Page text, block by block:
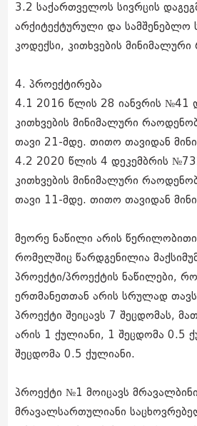
3.2 საქართველოს სივრცის
არქიტექტურული და სამშენებლო
კოდექსი, კითხვების
4. პროექტირება
4.1 2016 წლის 28 იანვრის №41
კითხვების მინიმალური
თავი 21-მდე. თითო თავიდან
4.2 2020 წლის 4 დეკემბრის
კითხვების მინიმალური
თავი 11-მდე. თითო თავიდან
მეორე ნაწილი არის
რომელშიც წარდგენილია
პროექტი/პროექტის ნაწილები,
ერთმანეთთან არის სრულად
პროექტი შეიცავს 7 შეცდომას,
არის 1 ქულიანი, 1 შეცდომა 0.5
შეცდომა 0.5 ქულიანი.
პროექტი №1 მოიცავს
მრავალსართულიანი